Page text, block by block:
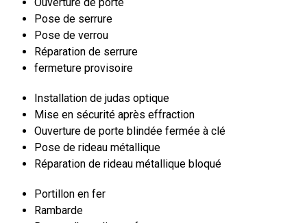
Pose de serrure
Pose de verrou
Réparation de serrure
fermeture provisoire
Installation de judas optique
Mise en sécurité après effraction
Ouverture de porte blindée fermée à clé
Pose de rideau métallique
Réparation de rideau métallique bloqué
Portillon en fer
Rambarde